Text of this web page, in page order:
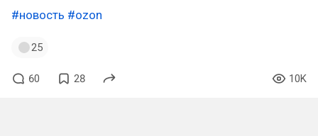
#новость #ozon
25
60 28 10K